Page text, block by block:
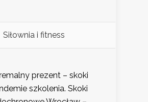
Siłownia i fitness
prezent – skoki
szkolenia. Skoki